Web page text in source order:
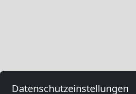
Datenschutzeinstellungen